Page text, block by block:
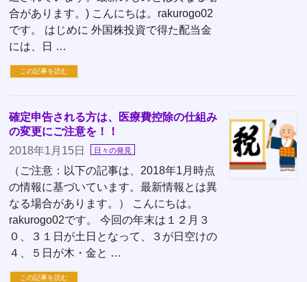
合があります。) こんにちは。rakurogo02
です。 はじめに 外国株投資で得た配当金
には、日 …
この記事を読む
確定申告される方は、医療費控除の仕組み
の変更にご注意を！！
2018年1月15日
日々の発見
（ご注意：以下の記事は、2018年1月時点
の情報に基づいています。最新情報とは異
なる場合があります。） こんにちは。
rakurogo02です。 今回の年末は１２月３
０、３１日が土日となって、３が日空けの
４、５日が木・金と …
この記事を読む